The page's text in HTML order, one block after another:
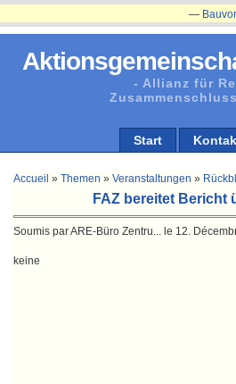
- Allianz für
Start
Accueil » Themen » Veranstaltungen »
FAZ bereitet Bericht
Soumis par ARE-Büro Zentru... le 12.
keine